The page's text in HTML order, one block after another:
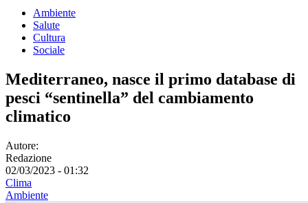
Ambiente
Salute
Cultura
Sociale
Mediterraneo, nasce il primo database di
pesci “sentinella” del cambiamento
climatico
Autore:
Redazione
02/03/2023 - 01:32
Clima
Ambiente